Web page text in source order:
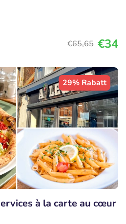
€65,65 €34
29% Rabatt
à la carte au cœur